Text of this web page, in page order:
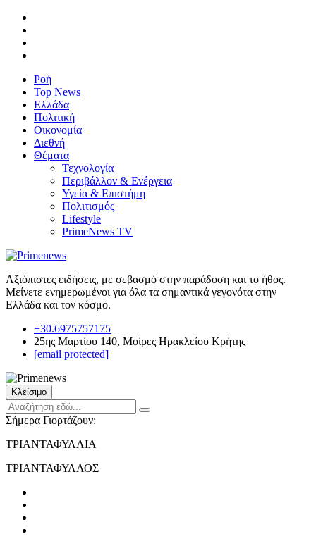
Ροή
Top News
Ελλάδα
Πολιτική
Οικονομία
Διεθνή
Θέματα
Τεχνολογία
Περιβάλλον & Ενέργεια
Υγεία & Επιστήμη
Πολιτισμός
Lifestyle
PrimeNews TV
Αξιόπιστες ειδήσεις, με σεβασμό στην παράδοση και το ήθος.
Μείνετε ενημερωμένοι για όλα τα σημαντικά γεγονότα στην
Ελλάδα και τον κόσμο.
+30.6975757175
25ης Μαρτίου 140, Μοίρες Ηρακλείου Κρήτης
[email protected]
Κλείσιμο
Σήμερα Γιορτάζουν:
ΤΡΙΑΝΤΑΦΥΛΛΙΑ
ΤΡΙΑΝΤΑΦΥΛΛΟΣ